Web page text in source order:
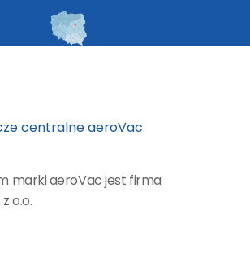
marki aeroVac jest firma
o.o.